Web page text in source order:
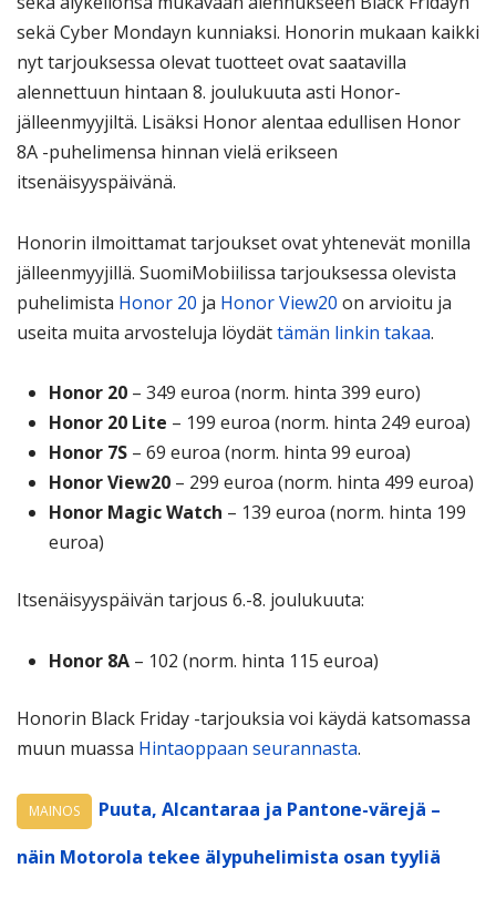
sekä Cyber Mondayn kunniaksi. Honorin mukaan kaikki
nyt tarjouksessa olevat tuotteet ovat saatavilla
alennettuun hintaan 8. joulukuuta asti Honor-
jälleenmyyjiltä. Lisäksi Honor alentaa edullisen Honor
8A -puhelimensa hinnan vielä erikseen
itsenäisyyspäivänä.
Honorin ilmoittamat tarjoukset ovat yhtenevät monilla
jälleenmyyjillä. SuomiMobiilissa tarjouksessa olevista
puhelimista Honor 20 ja Honor View20 on arvioitu ja
useita muita arvosteluja löydättämän linkin takaa.
Honor 20– 349 euroa (norm. hinta 399 euro)
Honor 20 Lite – 199 euroa (norm. hinta 249 euroa)
Honor 7S– 69 euroa (norm. hinta 99 euroa)
Honor View20– 299 euroa (norm. hinta 499 euroa)
Honor Magic Watch – 139 euroa (norm. hinta 199
euroa)
Itsenäisyyspäivän tarjous 6.-8. joulukuuta:
Honor 8A– 102 (norm. hinta 115 euroa)
Honorin Black Friday -tarjouksia voi käydä katsomassa
muun muassa Hintaoppaan seurannasta.
MAINOS
Puuta, Alcantaraa ja Pantone-värejä –
näin Motorola tekee älypuhelimista osan tyyliä